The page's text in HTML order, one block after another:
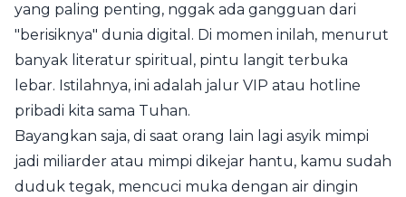
yang paling penting, nggak ada gangguan dari
"berisiknya" dunia digital. Di momen inilah, menurut
banyak literatur spiritual, pintu langit terbuka
lebar. Istilahnya, ini adalah jalur VIP atau hotline
pribadi kita sama Tuhan.
Bayangkan saja, di saat orang lain lagi asyik mimpi
jadi miliarder atau mimpi dikejar hantu, kamu sudah
duduk tegak, mencuci muka dengan air dingin